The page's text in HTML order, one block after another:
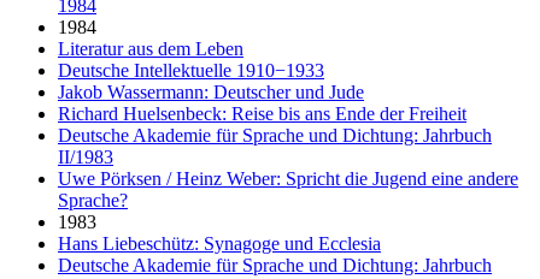
1984
1984
Literatur aus dem Leben
Deutsche Intellektuelle 1910−1933
Jakob Wassermann: Deutscher und Jude
Richard Huelsenbeck: Reise bis ans Ende der Freiheit
Deutsche Akademie für Sprache und Dichtung: Jahrbuch
II/1983
Uwe Pörksen / Heinz Weber: Spricht die Jugend eine andere
Sprache?
1983
Hans Liebeschütz: Synagoge und Ecclesia
Deutsche Akademie für Sprache und Dichtung: Jahrbuch